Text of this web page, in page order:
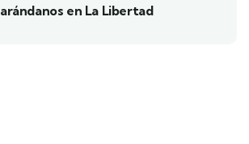
arándanos en La Libertad